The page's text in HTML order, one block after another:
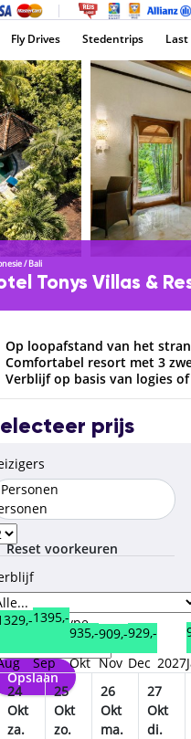
Fly Drives Stedentrips
/Bali
Tonys Villas &
Op loopafstand van het
Comfortabel resort met 3
Verblijf op basis van logies
prijs
Opslaan
Reset voorkeuren
1395,-
Sep
935,-
Okt
909,-
Nov
929,-
Dec 2027
24
Okt
za.
25
Okt
zo.
26
Okt
ma.
27
Okt
di.